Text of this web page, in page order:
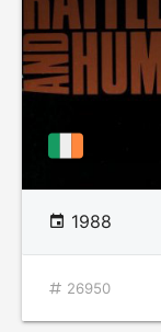
1988
26950